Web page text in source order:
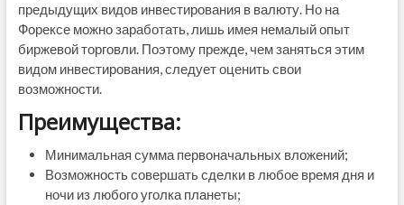
предыдущих видов инвестирования в валюту. Но на
Форексе можно заработать, лишь имея немалый опыт
биржевой торговли. Поэтому прежде, чем заняться этим
видом инвестирования, следует оценить свои
возможности.
Преимущества:
Минимальная сумма первоначальных вложений;
Возможность совершать сделки в любое время дня и
ночи из любого уголка планеты;